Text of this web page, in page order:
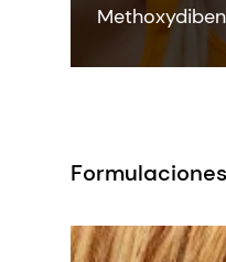
strong and
effective UVB